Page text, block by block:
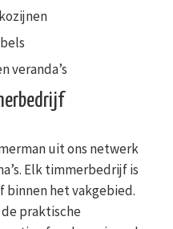
veranda’s
uit ons netwerk
Elk timmerbedrijf is
binnen het vakgebied.
praktische